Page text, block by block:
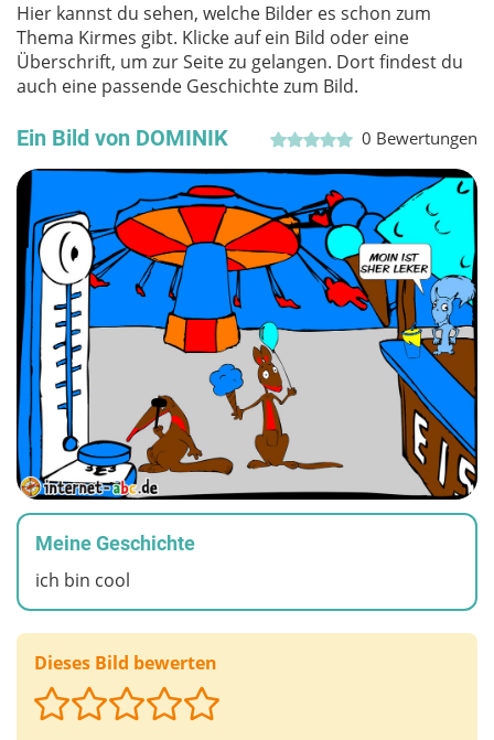
Hier kannst du sehen, welche Bilder es schon zum
Thema Kirmes gibt. Klicke auf ein Bild oder eine
Überschrift, um zur Seite zu gelangen. Dort findest du
auch eine passende Geschichte zum Bild.
Ein Bild von DOMINIK 0 Bewertungen
Meine Geschichte
ich bin cool
Dieses Bild bewerten